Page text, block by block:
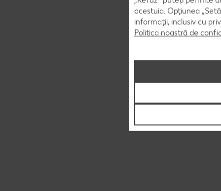
acestuia. Opțiunea
informații, inclusiv cu
Politica noastră de